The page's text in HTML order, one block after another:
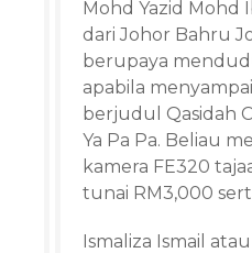
Mohd Yazid Mohd
dari Johor Bahru
berupaya
apabila
berjudul Qasidah
Ya Pa Pa. Beliau
kamera FE320
tunai RM3,000
Ismaliza Ismail